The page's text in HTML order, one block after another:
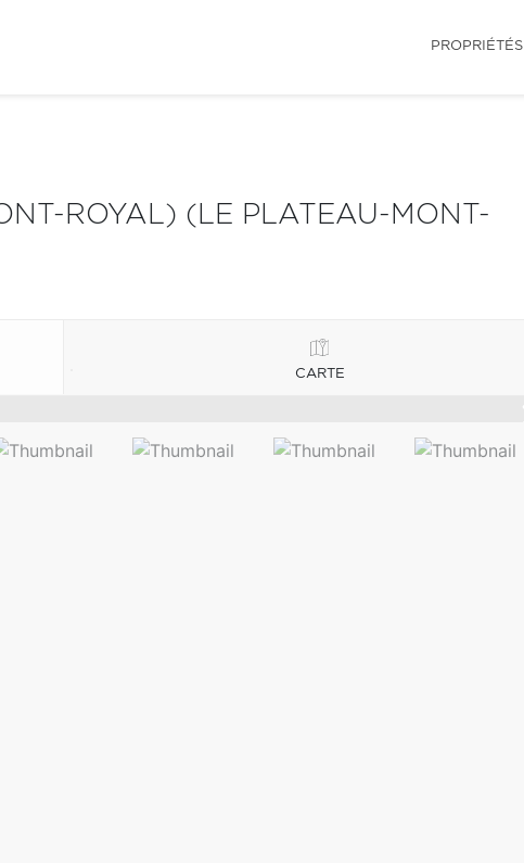
PROPRIÉTÉS
ROYAL) (LE PLATEAU-MONT-
CARTE